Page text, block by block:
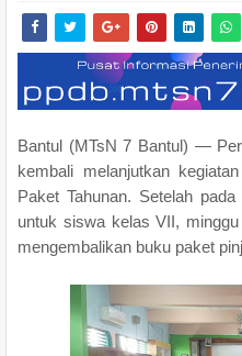
Bantul (MTsN 7 Bantul) —
kembali melanjutkan
Paket Tahunan. Setelah
untuk siswa kelas VII,
mengembalikan buku paket